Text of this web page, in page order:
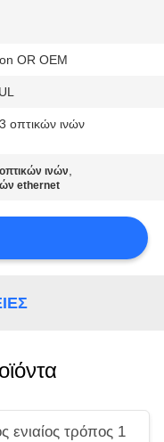
OR OEM
οπτικών ινών
ινών,
ethernet
ενιαίος τρόπος 1